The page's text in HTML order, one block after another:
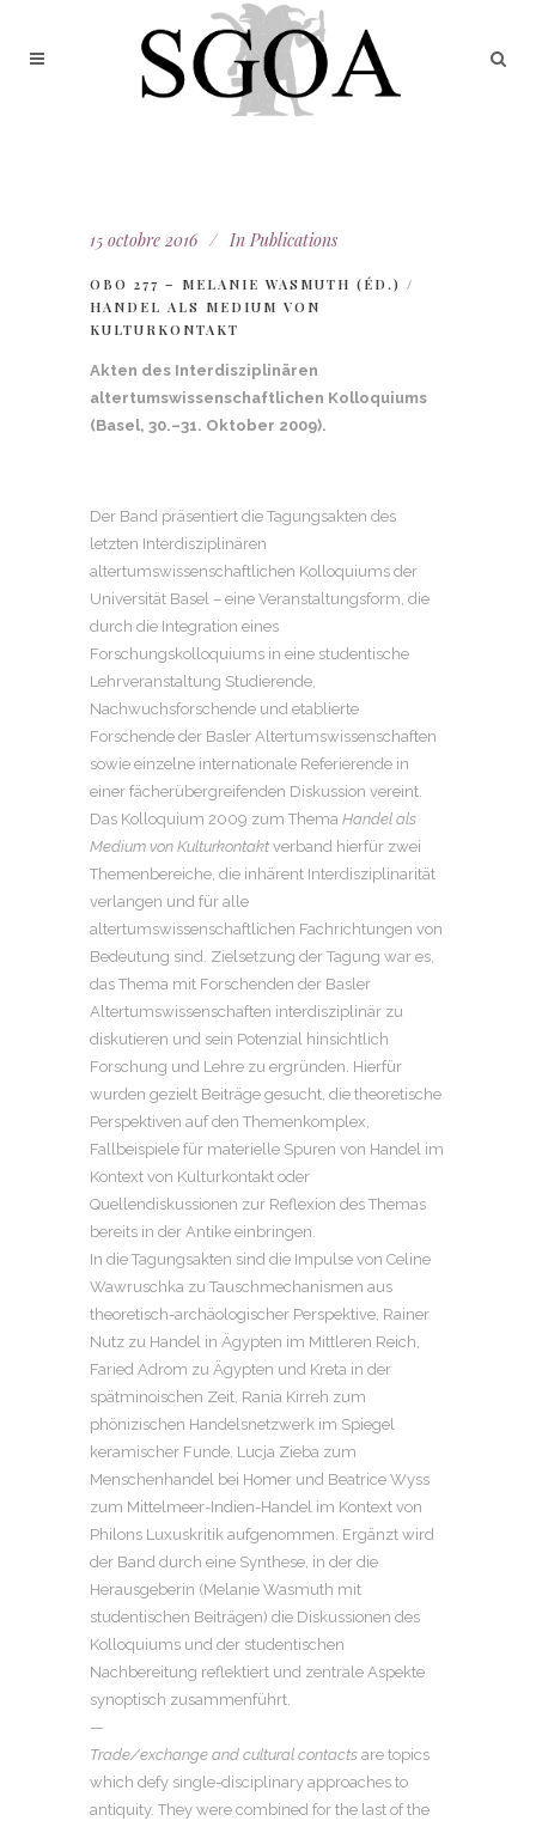
15 octobre 2016 In Publications
OBO 277 – MELANIE WASMUTH (ÉD.) /
HANDEL ALS MEDIUM VON
KULTURKONTAKT
Akten des Interdisziplinären
altertumswissenschaftlichen Kolloquiums
(Basel, 30.–31. Oktober 2009).
Der Band präsentiert die Tagungsakten des
letzten Interdisziplinären
altertumswissenschaftlichen Kolloquiums der
Universität Basel – eine Veranstaltungsform, die
durch die Integration eines
Forschungskolloquiums in eine studentische
Lehrveranstaltung Studierende,
Nachwuchsforschende und etablierte
Forschende der Basler Altertumswissenschaften
sowie einzelne internationale Referierende in
einer fächerübergreifenden Diskussion vereint.
Das Kolloquium 2009 zum Thema Handel als
Medium von Kulturkontakt verband hierfür zwei
Themenbereiche, die inhärent Interdisziplinarität
verlangen und für alle
altertumswissenschaftlichen Fachrichtungen von
Bedeutung sind. Zielsetzung der Tagung war es,
das Thema mit Forschenden der Basler
Altertumswissenschaften interdisziplinär zu
diskutieren und sein Potenzial hinsichtlich
Forschung und Lehre zu ergründen. Hierfür
wurden gezielt Beiträge gesucht, die theoretische
Perspektiven auf den Themenkomplex,
Fallbeispiele für materielle Spuren von Handel im
Kontext von Kulturkontakt oder
Quellendiskussionen zur Reflexion des Themas
bereits in der Antike einbringen.
In die Tagungsakten sind die Impulse von Celine
Wawruschka zu Tauschmechanismen aus
theoretisch-archäologischer Perspektive, Rainer
Nutz zu Handel in Ägypten im Mittleren Reich,
Faried Adrom zu Ägypten und Kreta in der
spätminoischen Zeit, Rania Kirreh zum
phönizischen Handelsnetzwerk im Spiegel
keramischer Funde, Lucja Zieba zum
Menschenhandel bei Homer und Beatrice Wyss
zum Mittelmeer-Indien-Handel im Kontext von
Philons Luxuskritik aufgenommen. Ergänzt wird
der Band durch eine Synthese, in der die
Herausgeberin (Melanie Wasmuth mit
studentischen Beiträgen) die Diskussionen des
Kolloquiums und der studentischen
Nachbereitung reflektiert und zentrale Aspekte
synoptisch zusammenführt.
—
Trade/exchange and cultural contacts are topics
which defy single-disciplinary approaches to
antiquity. They were combined for the last of the